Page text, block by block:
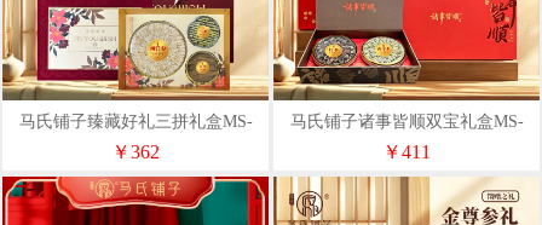
马氏铺子臻藏好礼三拼礼盒MS-
CI-A011
￥362
马氏铺子诸事皆顺双宝礼盒MS-
BI-D011
￥411